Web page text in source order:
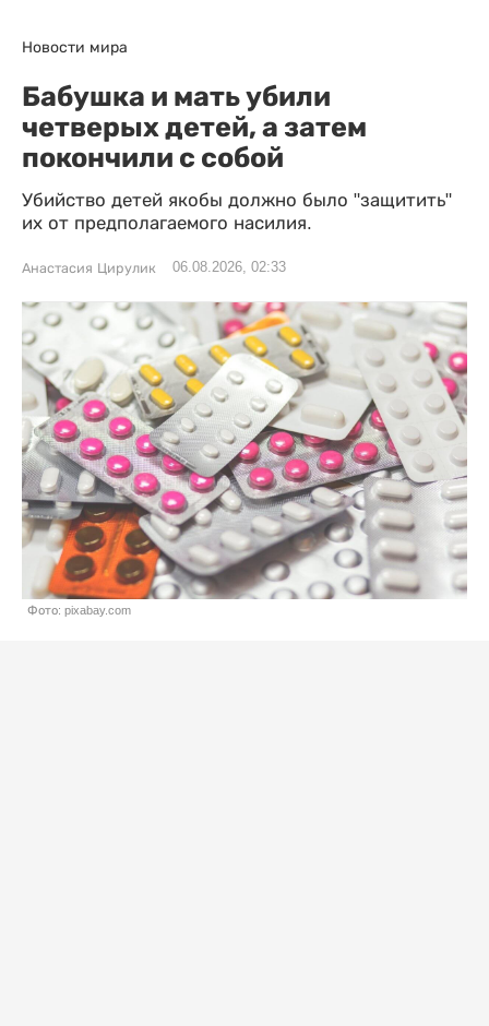
Новости мира
Бабушка и мать убили
четверых детей, а затем
покончили с собой
Убийство детей якобы должно было "защитить"
их от предполагаемого насилия.
Анастасия Цирулик 06.08.2026, 02:33
Фото: pixabay.com